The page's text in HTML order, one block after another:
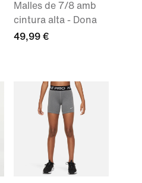
Malles de 7/8 amb
cintura alta - Dona
49,99 €